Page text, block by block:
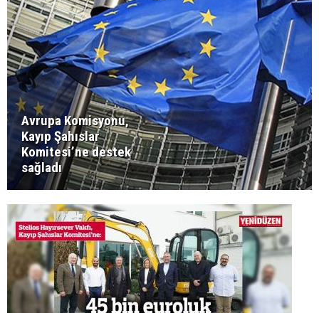
Avrupa Komisyonu,
Kayıp Şahıslar
Komitesi’ne destek
sağladı